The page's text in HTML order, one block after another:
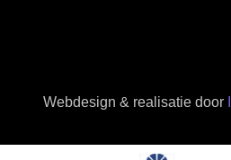
Webdesign & realisatie door